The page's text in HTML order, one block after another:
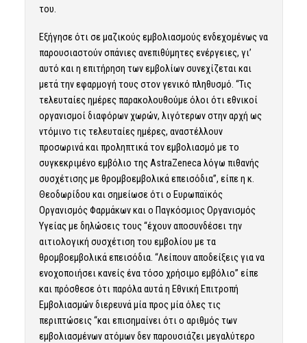
του.
Εξήγησε ότι σε μαζικούς εμβολιασμούς ενδεχομένως να
παρουσιαστούν σπάνιες ανεπιθύμητες ενέργειες, γι’
αυτό και η επιτήρηση των εμβολίων συνεχίζεται και
μετά την εφαρμογή τους στον γενικό πληθυσμό. “Τις
τελευταίες ημέρες παρακολουθούμε όλοι ότι εθνικοί
οργανισμοί διαφόρων χωρών, λιγότερων στην αρχή ως
ντόμινο τις τελευταίες ημέρες, αναστέλλουν
προσωρινά και προληπτικά τον εμβολιασμό με το
συγκεκριμένο εμβόλιο της AstraZeneca λόγω πιθανής
συσχέτισης με θρομβοεμβολικά επεισόδια”, είπε η κ.
Θεοδωρίδου και σημείωσε ότι ο Ευρωπαϊκός
Οργανισμός Φαρμάκων και ο Παγκόσμιος Οργανισμός
Υγείας με δηλώσεις τους “έχουν αποσυνδέσει την
αιτιολογική συσχέτιση του εμβολίου με τα
θρομβοεμβολικά επεισόδια. “Λείπουν αποδείξεις για να
ενοχοποιήσει κανείς ένα τόσο χρήσιμο εμβόλιο” είπε
και πρόσθεσε ότι παρόλα αυτά η Εθνική Επιτροπή
Εμβολιασμών διερευνά μία προς μία όλες τις
περιπτώσεις “και επισημαίνει ότι ο αριθμός των
εμβολιασμένων ατόμων δεν παρουσιάζει μεγαλύτερο